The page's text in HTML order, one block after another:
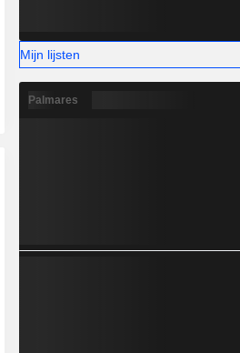
Mijn lijsten
Palmares